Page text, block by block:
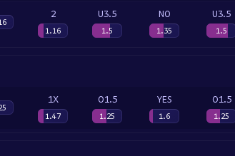
2
1.16
U3.5
1.5
NO
1.35
U3.5
1.5
1X
1.47
O1.5
1.25
YES
1.6
O1.5
1.25